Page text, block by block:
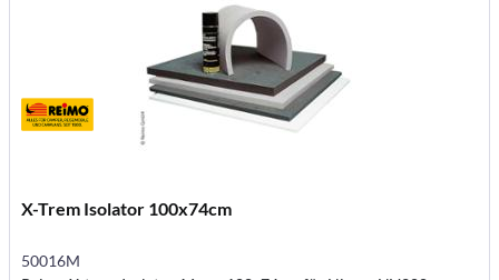
X-Trem Isolator 100x74cm
50016M